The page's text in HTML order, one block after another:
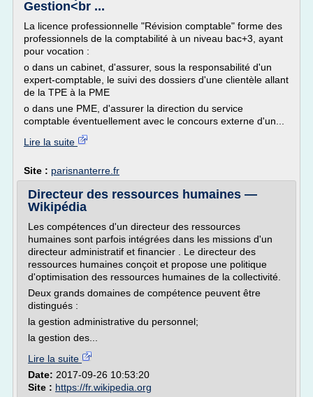
Gestion<br ...
La licence professionnelle "Révision comptable" forme des
professionnels de la comptabilité à un niveau bac+3, ayant
pour vocation :
o dans un cabinet, d'assurer, sous la responsabilité d'un
expert-comptable, le suivi des dossiers d'une clientèle allant
de la TPE à la PME
o dans une PME, d'assurer la direction du service
comptable éventuellement avec le concours externe d'un...
Lire la suite
Site : parisnanterre.fr
Directeur des ressources humaines —
Wikipédia
Les compétences d'un directeur des ressources
humaines sont parfois intégrées dans les missions d'un
directeur administratif et financier . Le directeur des
ressources humaines conçoit et propose une politique
d'optimisation des ressources humaines de la collectivité.
Deux grands domaines de compétence peuvent être
distingués :
la gestion administrative du personnel;
la gestion des...
Lire la suite
Date: 2017-09-26 10:53:20
Site : https://fr.wikipedia.org